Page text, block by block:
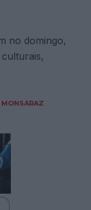
no domingo,
MONSARAZ